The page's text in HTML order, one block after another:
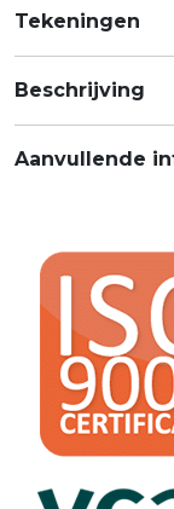
Tekeningen
Beschrijving
Aanvullende